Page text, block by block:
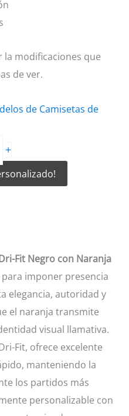
la modificaciones que
de ver.
de Camisetas de
+
Fit Negro con Naranja
imponer presencia
elegancia, autoridad y
el naranja transmite
visual llamativa.
Fit, ofrece excelente
manteniendo la
los partidos más
personalizable con